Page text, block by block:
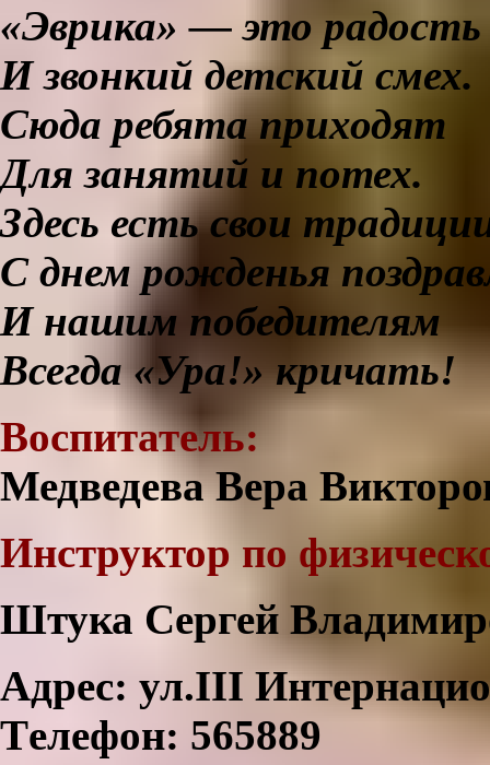
«Эврика» — это радость
И звонкий детский смех.
Сюда ребята приходят
Для занятий и потех.
Здесь есть свои
С днем рожденья
И нашим победителям
Всегда «Ура!» кричать!
Воспитатель:
Медведева Вера
Инструктор по
Штука Сергей
Адрес: ул.III
Тeлефон: 565889